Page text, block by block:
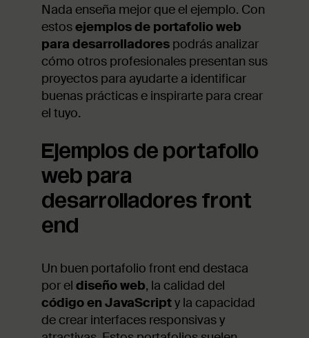
Nada enseña mejor que el ejemplo. Con
estosejemplos de portafolio web
para desarrolladores podrás analizar
cómo otros profesionales presentan sus
proyectos para ayudarte a identificar
buenas prácticas e inspirarte para crear
el tuyo.
Ejemplos de portafolio
web para
desarrolladores front
end
Un buen portafolio front end destaca
por el diseño web, la calidad del
código en JavaScripty la capacidad
de crear interfaces responsivas y